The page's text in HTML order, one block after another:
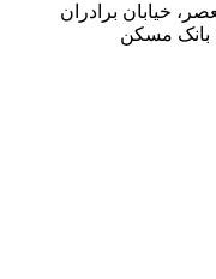
خیابان برادران
بانک مسکن